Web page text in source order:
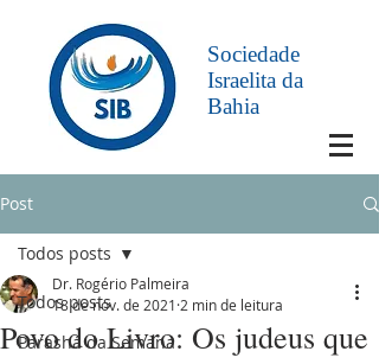
Sociedade
Israelita da
Bahia
Post
Todos posts
Parashá da Semana
Todos posts
Povo do Livro: Os judeus que
Dr. Rogério Palmeira
18 de nov. de 2021 2 min de leitura